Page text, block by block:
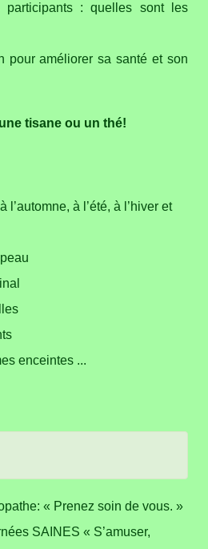
: quelles sont les
pour améliorer sa santé et son
tisane ou un thé!
l’automne, à l’été, à l’hiver et
enceintes ...